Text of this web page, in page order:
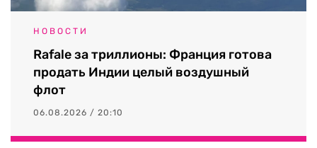
НОВОСТИ
Rafale за триллионы: Франция готова
продать Индии целый воздушный
флот
06.08.2026 / 20:10